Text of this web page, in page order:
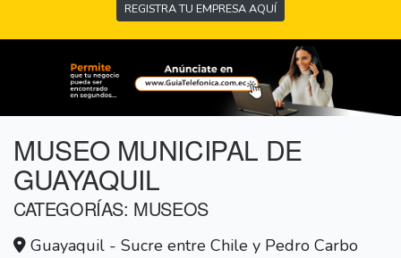
REGISTRA TU EMPRESA AQUÍ
MUSEO MUNICIPAL DE
GUAYAQUIL
CATEGORÍAS: MUSEOS
Guayaquil - Sucre entre Chile y Pedro Carbo